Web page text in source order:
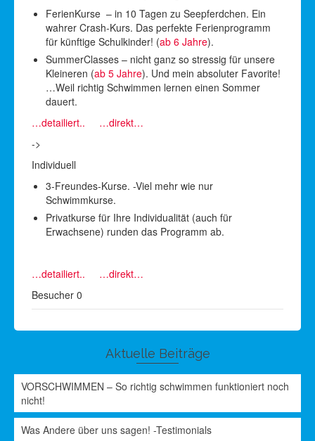
FerienKurse – in 10 Tagen zu Seepferdchen. Ein
wahrer Crash-Kurs. Das perfekte Ferienprogramm
für künftige Schulkinder! (ab 6 Jahre).
SummerClasses – nicht ganz so stressig für unsere
Kleineren (ab 5 Jahre). Und mein absoluter Favorite!
…Weil richtig Schwimmen lernen einen Sommer
dauert.
…detailiert..
…direkt…
->
Individuell
3-Freundes-Kurse. -Viel mehr wie nur
Schwimmkurse.
Privatkurse für Ihre Individualität (auch für
Erwachsene) runden das Programm ab.
…detailiert..
…direkt…
Besucher 0
Aktuelle Beiträge
VORSCHWIMMEN – So richtig schwimmen funktioniert noch
nicht!
Was Andere über uns sagen! -Testimonials